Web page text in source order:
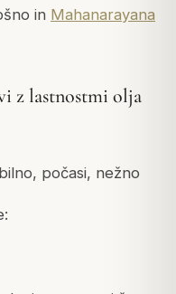
in Mahanarayana
z lastnostmi olja
počasi, nežno